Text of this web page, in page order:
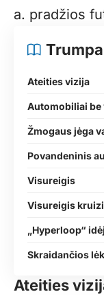
a. pradžios
Ateities vizija
Automobiliai be
Žmogaus jėga
Povandeninis
Visureigis
Visureigis
„Hyperloop“
Skraidančios
Ateities